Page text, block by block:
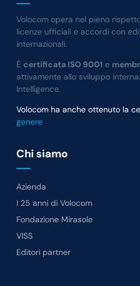
Volocom opera nel pieno
licenze ufficiali e accordi con
internazionali.
È certificata ISO 9001 e
attivamente allo sviluppo
Intelligence.
Volocom ha anche ottenuto la
genere
Chi siamo
Azienda
I 25 anni di Volocom
Fondazione Mirasole
VISS
Editori partner